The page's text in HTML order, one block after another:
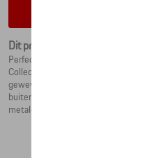
Dit product is momenteel niet
Perfect voor racefans: De
Collection maakt indruk met een
geweven collectielogo en de
buitenrand. De riem is traploos
metalen gesp met het gegraveerde